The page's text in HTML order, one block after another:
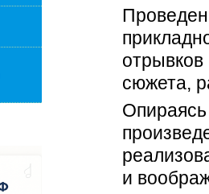
сюжета,
и